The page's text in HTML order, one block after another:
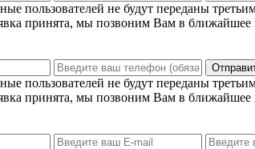
пользователей не будут переданы
принята, мы позвоним Вам в ближайшее
пользователей не будут переданы
принята, мы позвоним Вам в ближайшее